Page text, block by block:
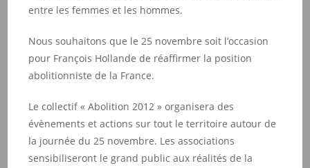
entre les femmes et les hommes.
Nous souhaitons que le 25 novembre soit l’occasion
pour François Hollande de réaffirmer la position
abolitionniste de la France.
Le collectif « Abolition 2012 » organisera des
évènements et actions sur tout le territoire autour de
la journée du 25 novembre. Les associations
sensibiliseront le grand public aux réalités de la